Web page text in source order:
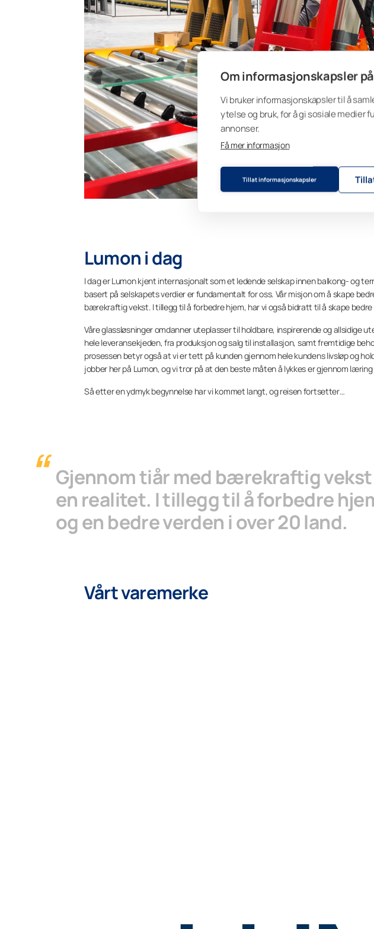
Om informasjonskapsler
Vi bruker informasjonskapsler til å
ytelse og bruk, for å gi sosiale medier
annonser.
Få mer informasjon
Tillat informasjonskapsler
Lumon i dag
I dag er Lumon kjent internasjonalt som et ledende selskap innen balkong- og
basert på selskapets verdier er fundamentalt for oss. Vår misjon om å skape
bærekraftig vekst. I tillegg til å forbedre hjem, har vi også bidratt til å skape bedre
Våre glassløsninger omdanner uteplasser til holdbare, inspirerende og allsidige
hele leveransekjeden, fra produksjon og salg til installasjon, samt fremtidige
prosessen betyr også at vi er tett på kunden gjennom hele kundens livsløp og
jobber her på Lumon, og vi tror på at den beste måten å lykkes er gjennom læring
Så etter en ydmyk begynnelse har vi kommet langt, og reisen fortsetter…
Gjennom tiår med bærekraftig
en realitet. I tillegg til å forbedre
og en bedre verden i over 20 land.
Vårt varemerke